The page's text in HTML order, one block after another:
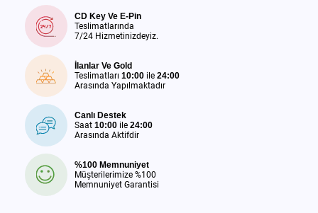
CD Key Ve E-Pin
Teslimatlarında
7/24 Hizmetinizdeyiz.
İlanlar Ve Gold
Teslimatları 10:00 ile 24:00
Arasında Yapılmaktadır
Canlı Destek
Saat 10:00 ile 24:00
Arasında Aktifdir
%100 Memnuniyet
Müşterilerimize %100
Memnuniyet Garantisi